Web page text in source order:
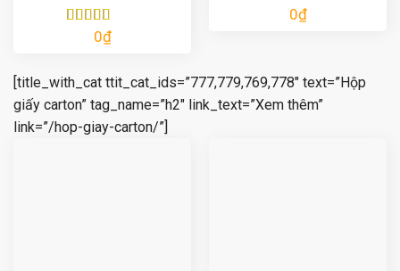
Được xếp
0₫
0₫
[title_with_cat ttit_cat_ids=”777,779,769,778″ text=”Hộp
giấy carton” tag_name=”h2″ link_text=”Xem thêm”
link=”/hop-giay-carton/”]